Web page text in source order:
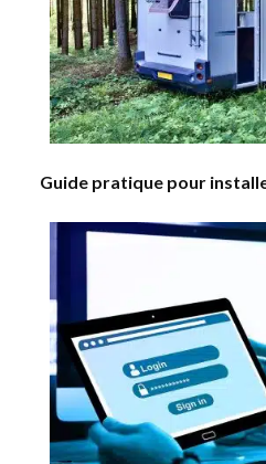
Guide pratique pour